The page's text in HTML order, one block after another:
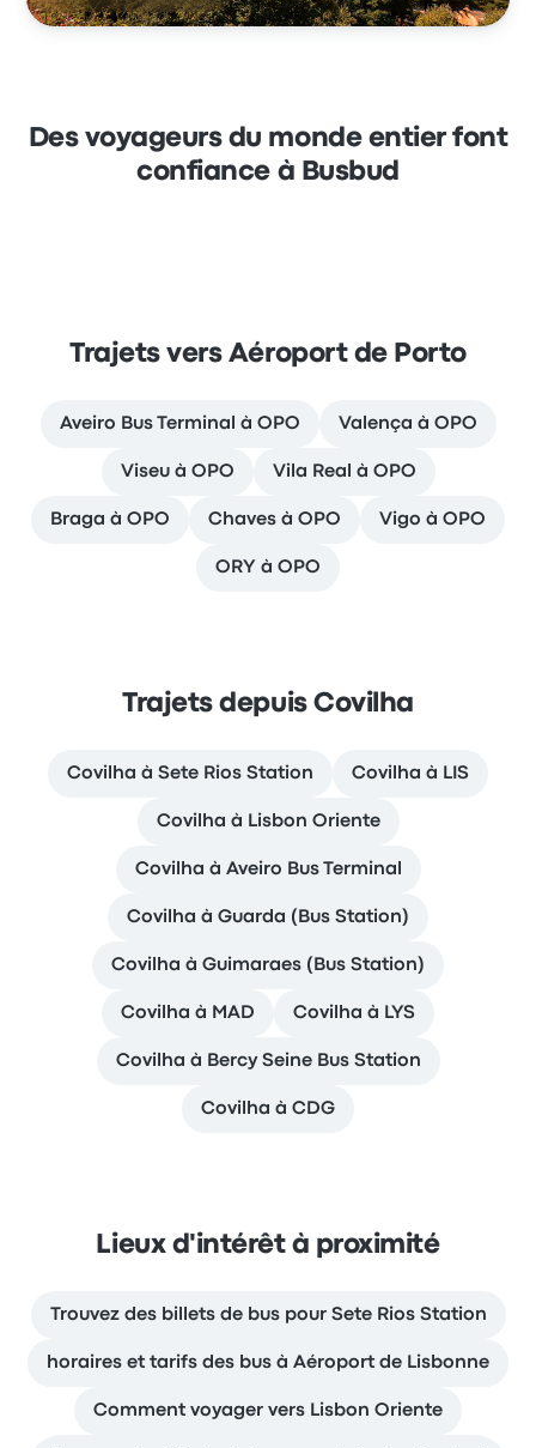
Des voyageurs du monde entier font
confiance à Busbud
Trajets vers Aéroport de Porto
Aveiro Bus Terminal à OPO Valença à OPO
Viseu à OPO Vila Real à OPO
Braga à OPO Chaves à OPO Vigo à OPO
ORY à OPO
Trajets depuis Covilha
Covilha à Sete Rios Station Covilha à LIS
Covilha à Lisbon Oriente
Covilha à Aveiro Bus Terminal
Covilha à Guarda (Bus Station)
Covilha à Guimaraes (Bus Station)
Covilha à MAD Covilha à LYS
Covilha à Bercy Seine Bus Station
Covilha à CDG
Lieux d'intérêt à proximité
Trouvez des billets de bus pour Sete Rios Station
horaires et tarifs des bus à Aéroport de Lisbonne
Comment voyager vers Lisbon Oriente